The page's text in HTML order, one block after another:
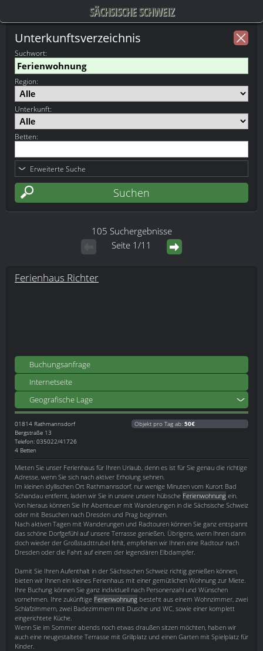
SÄCHSISCHE SCHWEIZ
Unterkunftsverzeichnis
Suchwort:
Region:
Unterkunft:
Betten:
Erweiterte Suche
105 Suchergebnisse
Seite 1/11
Ferienhaus Richter
Buchungsanfrage
Internetseite
Geografische Lage
01814 Rathmannsdorf
Bergstraße 13
Telefon: 035022/41726
4 Betten
Objekt pro Tag ab: 50€
Mieten Sie unser Ferienhaus für Ihren Urlaub, denn es ist für Sie genau die richtige
Adresse, wenn Sie sich nach aktiver Erholung sehnen.
Im kleinen idyllischen Ort Rathmannsdorf, nur wenige Minuten vom Kurort Bad
Schandau entfernt, laden wir Sie in unsere unsere hübsche Ferienwohnung ein.
Von hieraus können Sie Ihr Abenteuer mit Wanderungen in die Sächsische Schweiz
oder mit Besuchen nach Dresden und Prag beginnen.
Nach aktiven Tagen mit Wanderungen und Radtouren können Sie ganz entspannt
das schöne Dorfgefühl auf unsere Terrasse genießen. Übrigens, wenn Ihnen dann
doch wieder der Großstadttrubel fehlt, empfehlen wir Ihnen eine Radtour nach
Dresden oder die Fahrt auf einem der legendären Elbdampfer.
Damit Sie Ihren Aufenthalt in der Sächsischen Schweiz richtig genießen können,
bieten wir Ihnen ein kleines Ferienhaus mit einer gemütlichen Wohnung zur Miete.
Ihre Buchung können Sie ganz individuell nach Personenzahl und Wünschen
vornehmen. Ihre zukünftige Ferienwohnung besteht aus einem Wohnzimmer, zwei
Schlafzimmern, zwei Badezimmern mit Dusche und WC, sowie einer komplett
eingerichtete Küche.
Wenn Sie im Sommer abends noch etwas draußen sitzen möchten, haben wir
auch eine neugestaltete Terrasse mit Grillplatz und einen Garten mit Spielplatz für
Kinder.